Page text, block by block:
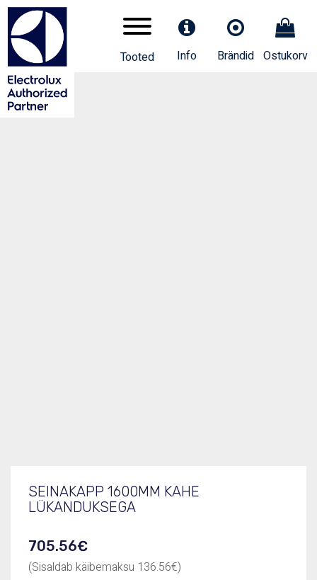
Tooted Info Brändid Ostukorv
SEINAKAPP 1600MM KAHE
LÜKANDUKSEGA
705.56€
(Sisaldab käibemaksu 136.56€)